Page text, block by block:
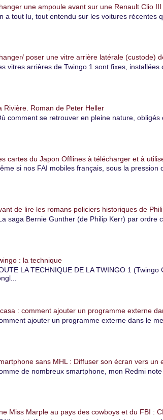
une ampoule avant sur une Renault Clio
a tout lu, tout entendu sur les voitures récentes
poser une vitre arrière latérale (custode)
vitres arrières de Twingo 1 sont fixes,
Rivière. Roman de Peter Heller
comment se retrouver en pleine nature,
cartes du Japon Offlines à télécharger et à
si nos FAI mobiles français, sous la
de lire les romans policiers historiques de
saga Bernie Gunther (de Philip Kerr) par ordre
: la technique
LA TECHNIQUE DE LA TWINGO 1
: comment ajouter un programme externe
ajouter un programme externe dans le
sans MHL : Diffuser son écran vers un
de nombreux smartphone, mon Redmi
Miss Marple au pays des cowboys et du FBI :